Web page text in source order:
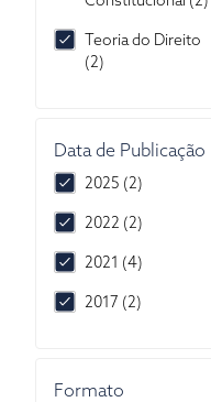
Data de Publicação
2025 (2)
2022 (2)
2021 (4)
2017 (2)
Formato
Teoria do Direito
(2)